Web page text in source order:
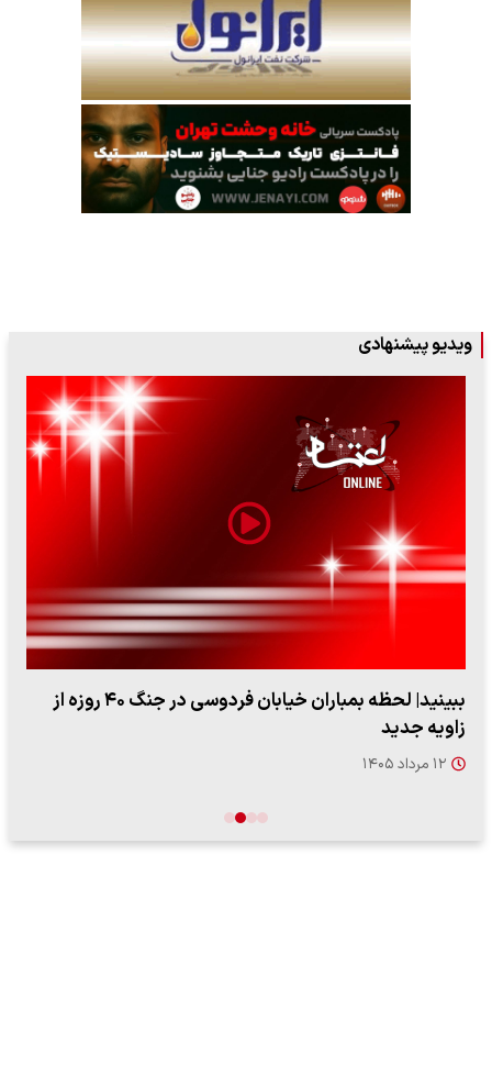
ویدیو پیشنهادی
ببینید| لحظه بمباران خیابان فردوسی در جنگ ۴۰ روزه از
زاویه جدید
۱۲ مرداد ۱۴۰۵